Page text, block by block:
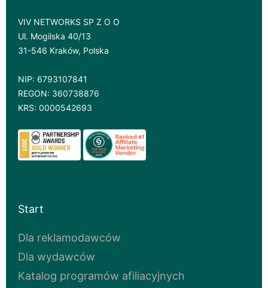
VIV NETWORKS SP Z O O
Ul. Mogilska 40/13
31-546 Kraków, Polska
NIP: 6793107841
REGON: 360738876
KRS: 0000542693
Start
Dla reklamodawców
Dla wydawców
Katalog programów afiliacyjnych